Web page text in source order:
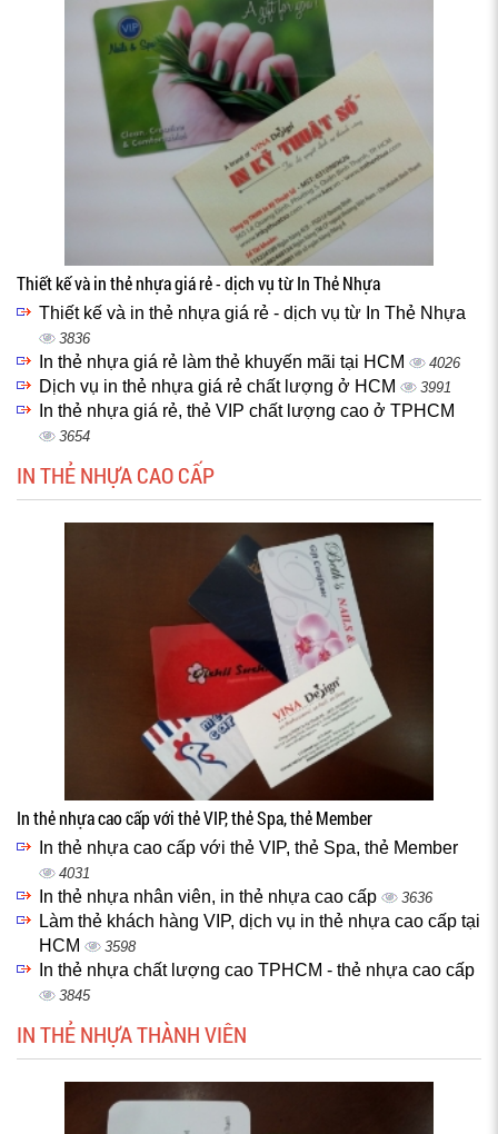
Thiết kế và in thẻ nhựa giá rẻ - dịch vụ từ In Thẻ Nhựa
Thiết kế và in thẻ nhựa giá rẻ - dịch vụ từ In Thẻ Nhựa
3836
In thẻ nhựa giá rẻ làm thẻ khuyến mãi tại HCM 4026
Dịch vụ in thẻ nhựa giá rẻ chất lượng ở HCM 3991
In thẻ nhựa giá rẻ, thẻ VIP chất lượng cao ở TPHCM
3654
IN THẺ NHỰA CAO CẤP
In thẻ nhựa cao cấp với thẻ VIP, thẻ Spa, thẻ Member
In thẻ nhựa cao cấp với thẻ VIP, thẻ Spa, thẻ Member
4031
In thẻ nhựa nhân viên, in thẻ nhựa cao cấp 3636
Làm thẻ khách hàng VIP, dịch vụ in thẻ nhựa cao cấp tại
HCM
3598
In thẻ nhựa chất lượng cao TPHCM - thẻ nhựa cao cấp
3845
IN THẺ NHỰA THÀNH VIÊN